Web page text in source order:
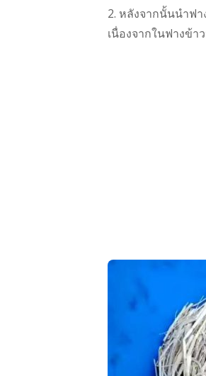
2. หลังจากนั้นนำฟา
เนื่องจากในฟางข้า